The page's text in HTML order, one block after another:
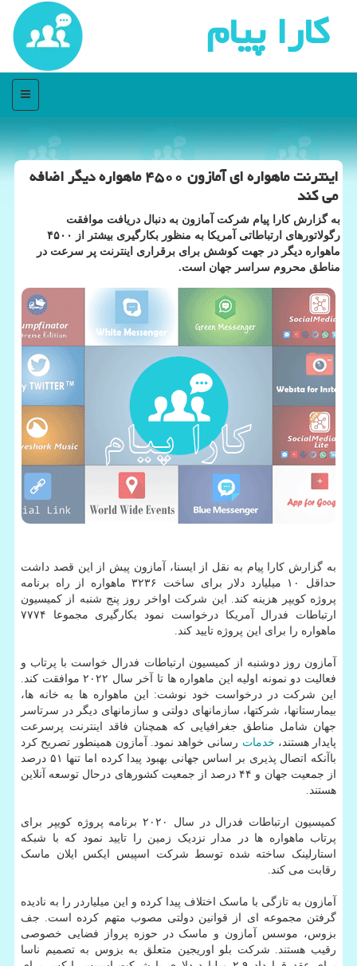
كارا پیام
منو
اینترنت ماهواره ای آمازون ۴۵۰۰ ماهواره دیگر اضافه
می کند
به گزارش کارا پیام شرکت آمازون به دنبال دریافت موافقت
رگولاتورهای ارتباطاتی آمریکا به منظور بکارگیری بیشتر از ۴۵۰۰
ماهواره دیگر در جهت کوشش برای برقراری اینترنت پر سرعت در
مناطق محروم سراسر جهان است.
به گزارش کارا پیام به نقل از ایسنا، آمازون پیش از این قصد داشت
حداقل ۱۰ میلیارد دلار برای ساخت ۳۲۳۶ ماهواره از راه برنامه
پروژه کویپر هزینه کند. این شرکت اواخر روز پنج شنبه از کمیسیون
ارتباطات فدرال آمریکا درخواست نمود بکارگیری مجموعا ۷۷۷۴
ماهواره را برای این پروژه تایید کند.
آمازون روز دوشنبه از کمیسیون ارتباطات فدرال خواست با پرتاب و
فعالیت دو نمونه اولیه این ماهواره ها تا آخر سال ۲۰۲۲ موافقت کند.
این شرکت در درخواست خود نوشت: این ماهواره ها به خانه ها،
بیمارستانها، شرکتها، سازمانهای دولتی و سازمانهای دیگر در سرتاسر
جهان شامل مناطق جغرافیایی که همچنان فاقد اینترنت پرسرعت
پایدار هستند، خدمات رسانی خواهد نمود. آمازون همینطور تصریح کرد
باآنکه اتصال پذیری بر اساس جهانی بهبود پیدا کرده اما تنها ۵۱ درصد
از جمعیت جهان و ۴۴ درصد از جمعیت کشورهای درحال توسعه آنلاین
هستند.
کمیسیون ارتباطات فدرال در سال ۲۰۲۰ برنامه پروژه کویپر برای
پرتاب ماهواره ها در مدار نزدیک زمین را تایید نمود که با شبکه
استارلینک ساخته شده توسط شرکت اسپیس ایکس ایلان ماسک
رقابت می کند.
آمازون به تازگی با ماسک اختلاف پیدا کرده و این میلیاردر را به نادیده
گرفتن مجموعه ای از قوانین دولتی مصوب متهم کرده است. جف
بزوس، موسس آمازون و ماسک در حوزه پرواز فضایی خصوصی
رقیب هستند. شرکت بلو اوریجین متعلق به بزوس به تصمیم ناسا